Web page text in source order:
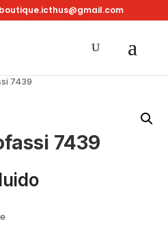
boutique.icthus@gmail.com
7439
7439